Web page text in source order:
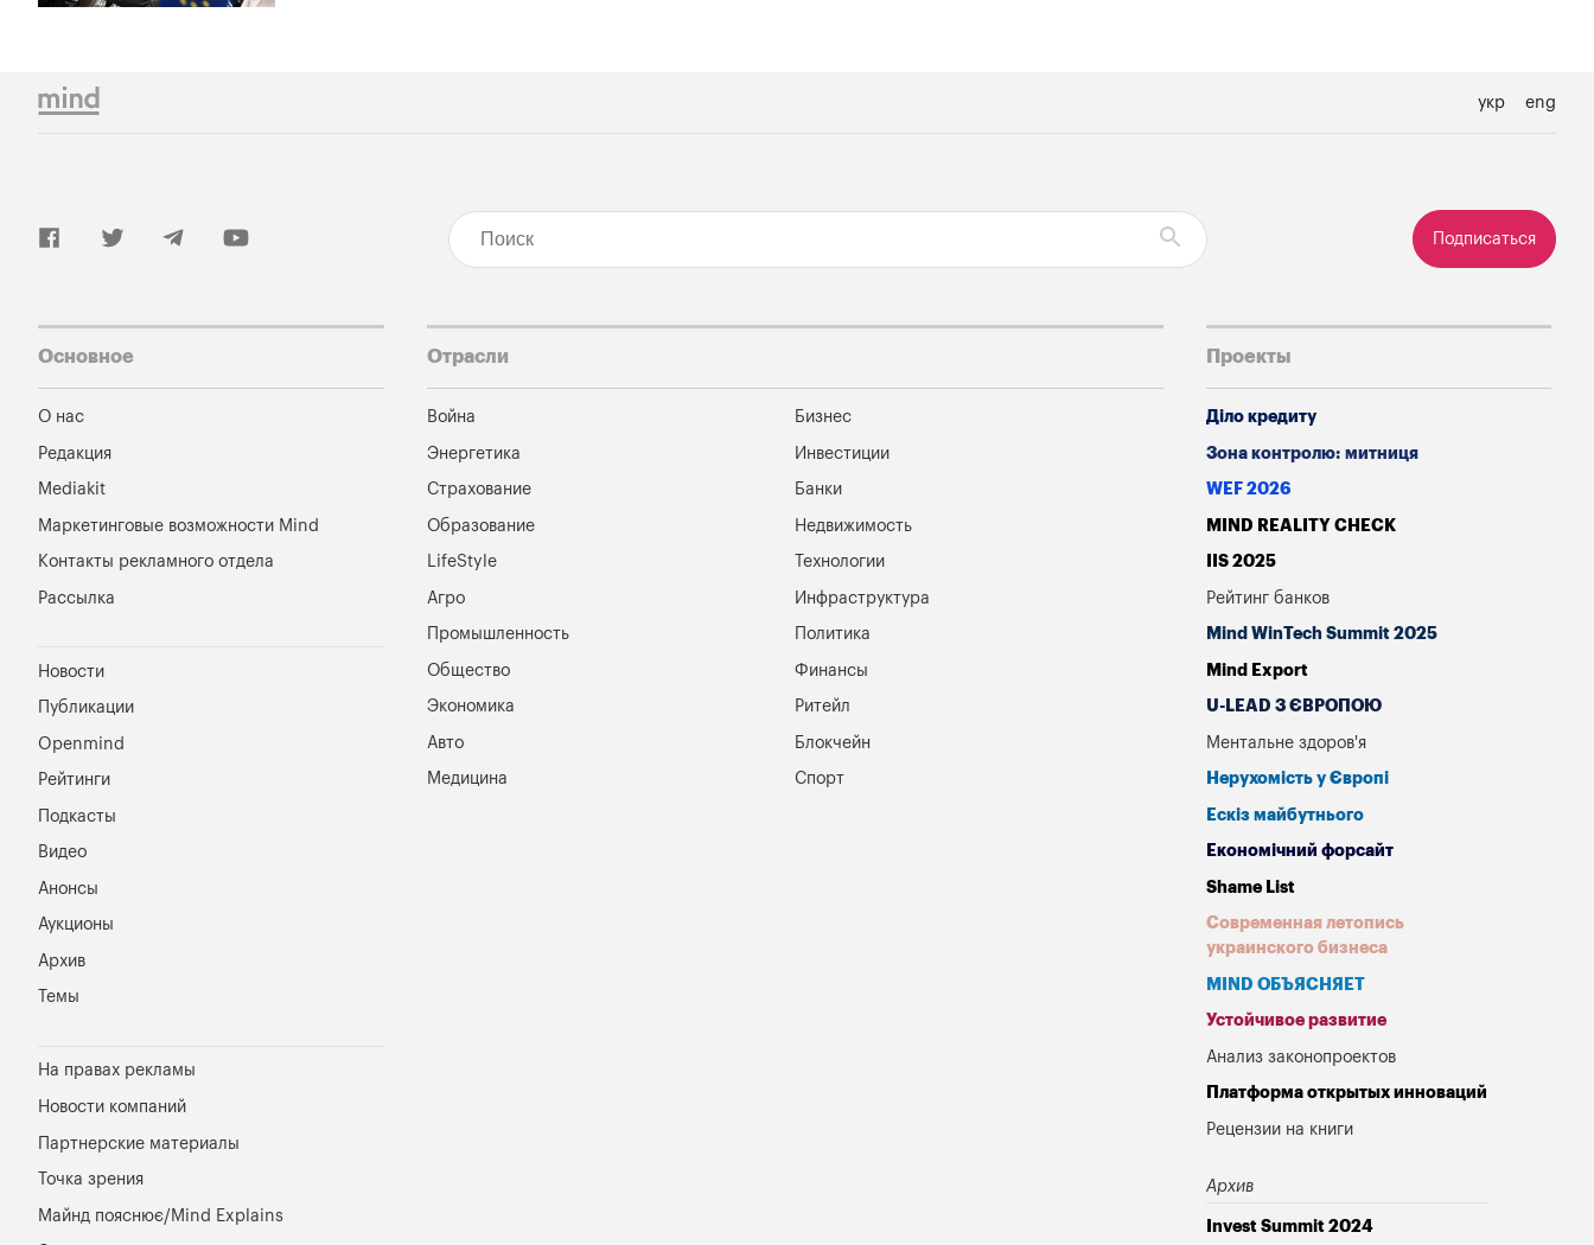
укр eng
Подписаться
Основное
О нас
Редакция
Mediakit
Маркетинговые возможности Mind
Контакты рекламного отдела
Рассылка
Новости
Публикации
Openmind
Рейтинги
Подкасты
Видео
Анонсы
Аукционы
Архив
Темы
На правах рекламы
Новости компаний
Партнерские материалы
Точка зрения
Майнд пояснює/Mind Explains
Отрасли
Война Бизнес
Энергетика Инвестиции
Страхование Банки
Образование Недвижимость
LifeStyle Технологии
Агро Инфраструктура
Промышленность Политика
Общество Финансы
Экономика Ритейл
Авто Блокчейн
Медицина Спорт
Проекты
Діло кредиту
Зона контролю: митниця
WEF 2026
MIND REALITY CHECK
IIS 2025
Рейтинг банков
Mind WinTech Summit 2025
Mind Export
U-LEAD З ЄВРОПОЮ
Ментальне здоров'я
Нерухомість у Європі
Ескіз майбутнього
Економічний форсайт
Shame List
Современная летопись
украинского бизнеса
MIND ОБЪЯСНЯЕТ
Устойчивое развитие
Анализ законопроектов
Платформа открытых инноваций
Рецензии на книги
Архив
Invest Summit 2024